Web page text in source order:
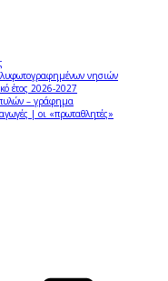
νησιών
έτος 2026-2027
– γράφημα
| οι «πρωταθλητές»